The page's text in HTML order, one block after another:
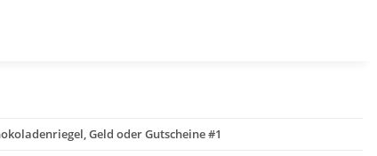
Geld oder Gutscheine #1